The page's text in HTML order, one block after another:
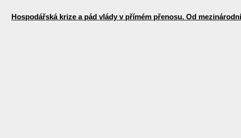
Hospodářská krize a pád vlády v přímém přenosu. Od